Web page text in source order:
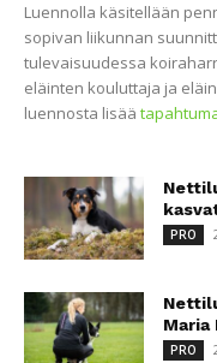
Luennolla käsitellään
sopivan liikunnan
tulevaisuudessa
eläinten kouluttaja ja
luennosta lisää
PRO
Maria
PRO